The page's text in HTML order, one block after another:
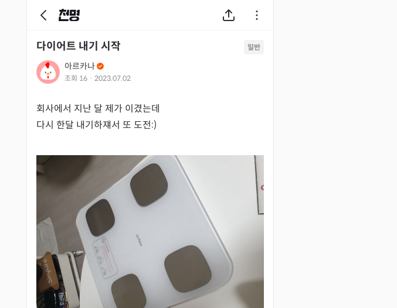
다이어트 내기 시작 일반
아르카나
조회 16 · 2023.07.02
회사에서 지난 달 제가 이겼는데
다시 한달 내기하쟤서 또 도전:)